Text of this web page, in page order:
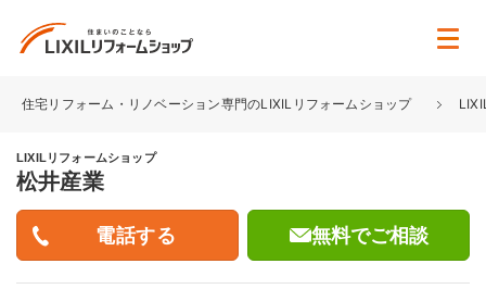
住宅リフォーム・リノベーション専門のLIXILリフォームショップ
LIXILリフォームショップ
松井産業
無料でご相談